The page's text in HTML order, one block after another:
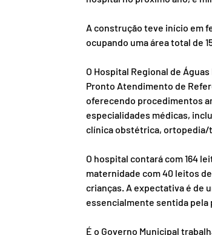
A construção teve início em
ocupando uma área total de
O Hospital Regional de
Pronto Atendimento de
oferecendo procedimentos
especialidades médicas,
clínica obstétrica, ortopedia/
O hospital contará com 164
maternidade com 40 leitos
crianças. A expectativa é de
essencialmente sentida pela
É o Governo Municipal